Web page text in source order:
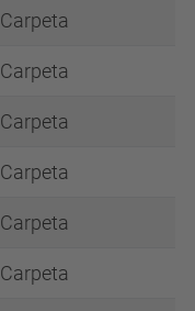
Carpeta
Carpeta
Carpeta
Carpeta
Carpeta
Carpeta